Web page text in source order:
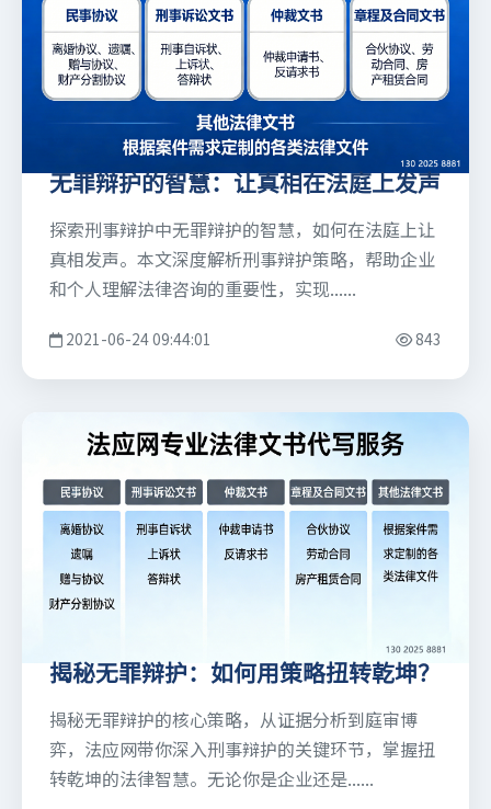
无罪辩护的智慧：让真相在法庭上发声
探索刑事辩护中无罪辩护的智慧，如何在法庭上让
真相发声。本文深度解析刑事辩护策略，帮助企业
和个人理解法律咨询的重要性，实现......
2021-06-24 09:44:01 843
揭秘无罪辩护：如何用策略扭转乾坤？
揭秘无罪辩护的核心策略，从证据分析到庭审博
弈，法应网带你深入刑事辩护的关键环节，掌握扭
转乾坤的法律智慧。无论你是企业还是......